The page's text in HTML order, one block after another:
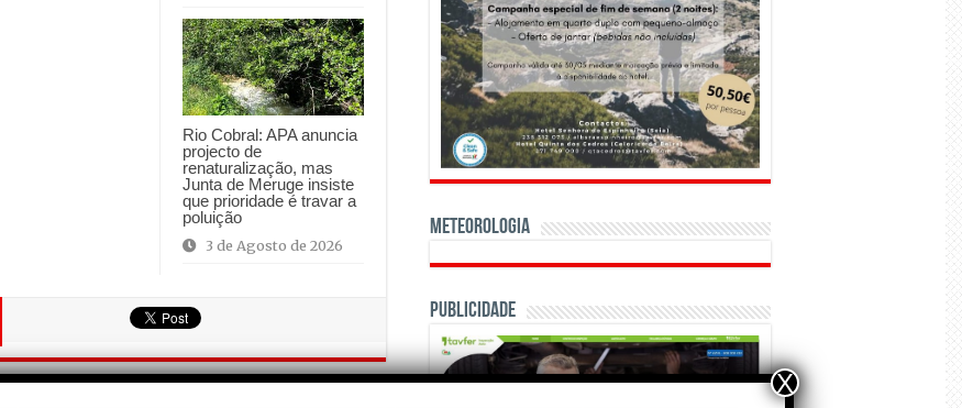
Rio Cobral: APA anuncia
projecto de
renaturalização, mas
Junta de Meruge insiste
que prioridade é travar a
poluição
3 de Agosto de 2026
Meteorologia
Publicidade
X